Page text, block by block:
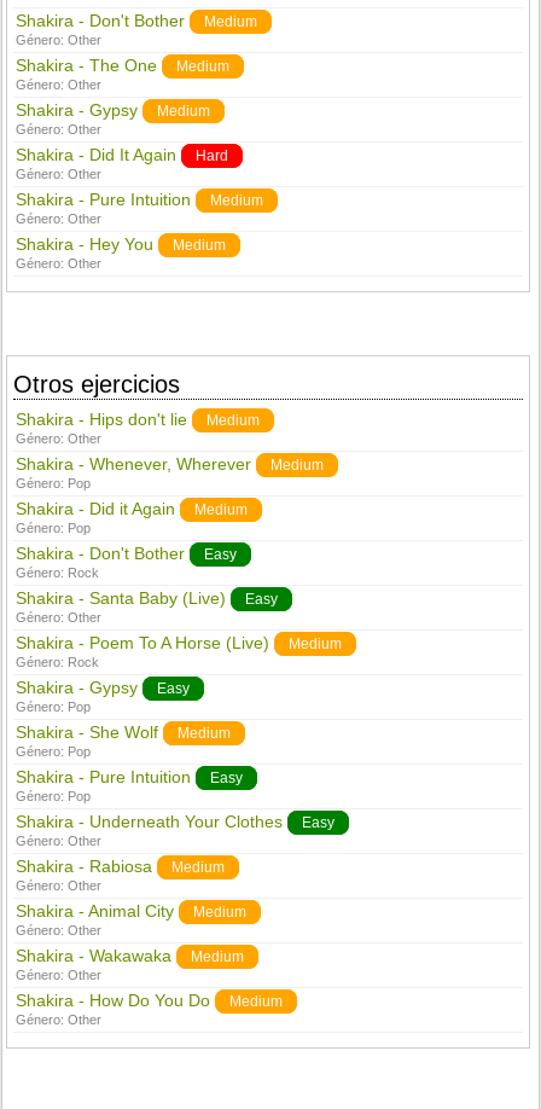
Shakira - Don't Bother Medium
Género:Other
Shakira - The One Medium
Género:Other
Shakira - Gypsy Medium
Género:Other
Shakira - Did It Again Hard
Género:Other
Shakira - Pure Intuition Medium
Género:Other
Shakira - Hey You Medium
Género:Other
Otros ejercicios
Shakira - Hips don't lie Medium
Género:Other
Shakira - Whenever, Wherever Medium
Género: Pop
Shakira - Did it Again Medium
Género: Pop
Shakira - Don't Bother Easy
Género: Rock
Shakira - Santa Baby (Live) Easy
Género:Other
Shakira - Poem To A Horse (Live) Medium
Género: Rock
Shakira - Gypsy Easy
Género: Pop
Shakira - She Wolf Medium
Género: Pop
Shakira - Pure Intuition Easy
Género: Pop
Shakira - Underneath Your Clothes Easy
Género:Other
Shakira - Rabiosa Medium
Género:Other
Shakira - Animal City Medium
Género:Other
Shakira - Wakawaka Medium
Género:Other
Shakira - How Do You Do Medium
Género:Other